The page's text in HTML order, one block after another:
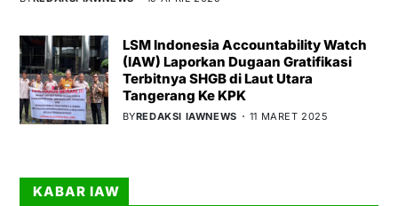
LSM Indonesia Accountability Watch
(IAW) Laporkan Dugaan Gratifikasi
Terbitnya SHGB di Laut Utara
Tangerang Ke KPK
BYREDAKSI IAWNEWS 11 MARET 2025
KABAR IAW